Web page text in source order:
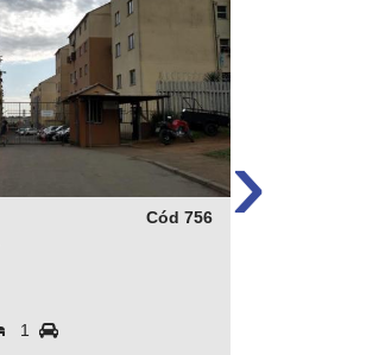
Cód 756
1
›